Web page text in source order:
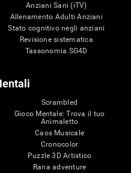
Anziani Sani (iTV)
Allenamento Adulti Anziani
Stato cognitivo negli anziani
Revisione sistematica
Tassonomia SG4D
Scrambled
Gioco Mentale: Trova il tuo
Animaletto
Caos Musicale
Cronocolor
Puzzle 3D Artistico
Rana adventure